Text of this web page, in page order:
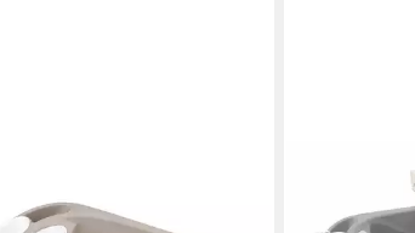
Bagno für Kinder von 0-12
Badewanne